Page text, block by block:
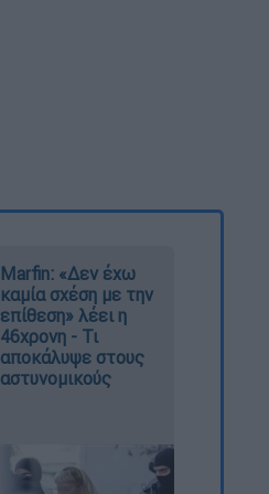
Marfin: «Δεν έχω
καμία σχέση με την
επίθεση» λέει η
46χρονη - Τι
αποκάλυψε στους
αστυνομικούς